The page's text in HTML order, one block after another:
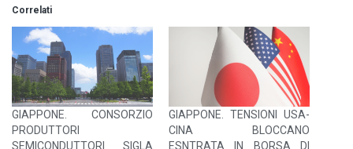
Correlati
GIAPPONE. CONSORZIO
PRODUTTORI
SEMICONDUTTORI SIGLA
GIAPPONE. TENSIONI USA-
CINA BLOCCANO
ESNTRATA IN BORSA DI